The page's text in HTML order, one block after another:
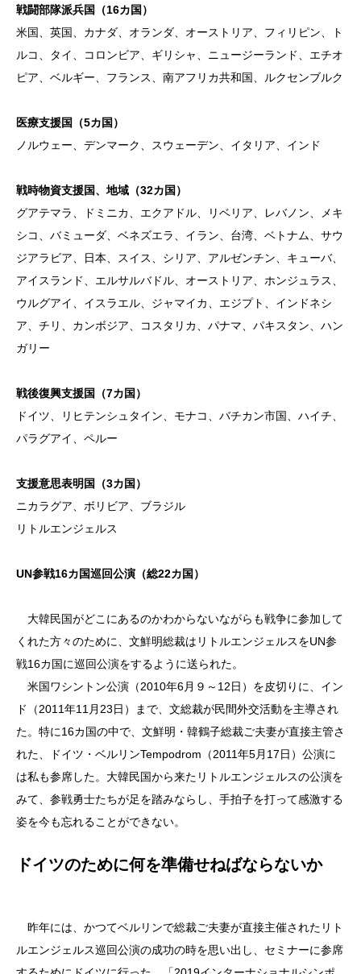
戦闘部隊派兵国（16カ国）
米国、英国、カナダ、オランダ、オーストリア、フィリピン、ト
ルコ、タイ、コロンビア、ギリシャ、ニュージーランド、エチオ
ピア、ベルギー、フランス、南アフリカ共和国、ルクセンブルク
医療支援国（5カ国）
ノルウェー、デンマーク、スウェーデン、イタリア、インド
戦時物資支援国、地域（32カ国）
グアテマラ、ドミニカ、エクアドル、リベリア、レバノン、メキ
シコ、バミューダ、ベネズエラ、イラン、台湾、ベトナム、サウ
ジアラビア、日本、スイス、シリア、アルゼンチン、キューバ、
アイスランド、エルサルバドル、オーストリア、ホンジュラス、
ウルグアイ、イスラエル、ジャマイカ、エジプト、インドネシ
ア、チリ、カンボジア、コスタリカ、パナマ、パキスタン、ハン
ガリー
戦後復興支援国（7カ国）
ドイツ、リヒテンシュタイン、モナコ、バチカン市国、ハイチ、
パラグアイ、ペルー
支援意思表明国（3カ国）
ニカラグア、ボリビア、ブラジル
リトルエンジェルス
UN参戦16カ国巡回公演（総22カ国）
大韓民国がどこにあるのかわからないながらも戦争に参加して
くれた方々のために、文鮮明総裁はリトルエンジェルスをUN参
戦16カ国に巡回公演をするように送られた。
米国ワシントン公演（2010年6月９～12日）を皮切りに、イン
ド（2011年11月23日）まで、文総裁が民間外交活動を主導され
た。特に16カ国の中で、文鮮明・韓鶴子総裁ご夫妻が直接主管さ
れた、ドイツ・ベルリンTempodrom（2011年5月17日）公演に
は私も参席した。大韓民国から来たリトルエンジェルスの公演を
みて、参戦勇士たちが足を踏みならし、手拍子を打って感激する
姿を今も忘れることができない。
ドイツのために何を準備せねばならないか
昨年には、かつてベルリンで総裁ご夫妻が直接主催されたリト
ルエンジェルス巡回公演の成功の時を思い出し、セミナーに参席